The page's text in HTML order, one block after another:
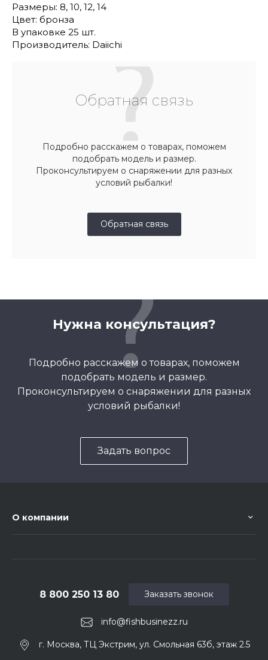
Размеры: 8, 10, 12, 14
Цвет: бронза
В упаковке 25 шт.
Производитель: Daiichi
Обратная связь
Подробно расскажем о товарах, поможем
подобрать модель и размер.
Проконсультируем о снаряжении для разных
условий рыбалки!
Обратная связь
Нужна консультация?
Подробно расскажем о товарах, поможем
подобрать модель и размер.
Проконсультируем о снаряжении для разных
условий рыбалки!
Задать вопрос
О компании
info@fishbusinezz.ru
8 800 250 13 80
г. Москва, ТЦ Экстрим, ул. Смольная 63б, этаж 2.5
Заказать звонок